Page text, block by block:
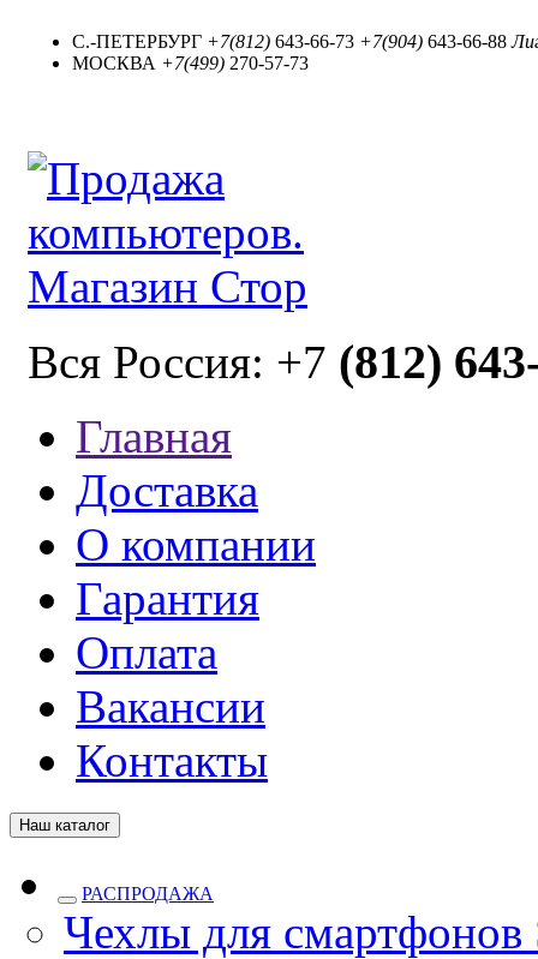
С.-ПЕТЕРБУРГ +7(812) 643-66-73 +7(904) 643-66-88
МОСКВА +7(499) 270-57-73
Вся Россия: +7 (812)
Главная
Доставка
О компании
Гарантия
Оплата
Вакансии
Контакты
Наш каталог
РАСПРОДАЖА
Чехлы для смартфонов